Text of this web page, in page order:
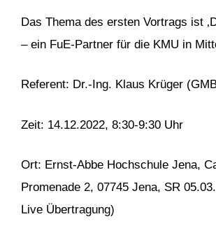
Das Thema des ersten Vortrags ist
– ein FuE-Partner für die KMU in
Referent: Dr.-Ing. Klaus Krüger
Zeit: 14.12.2022, 8:30-9:30 Uhr
Ort: Ernst-Abbe Hochschule Jena,
Promenade 2, 07745 Jena, SR
Live Übertragung)